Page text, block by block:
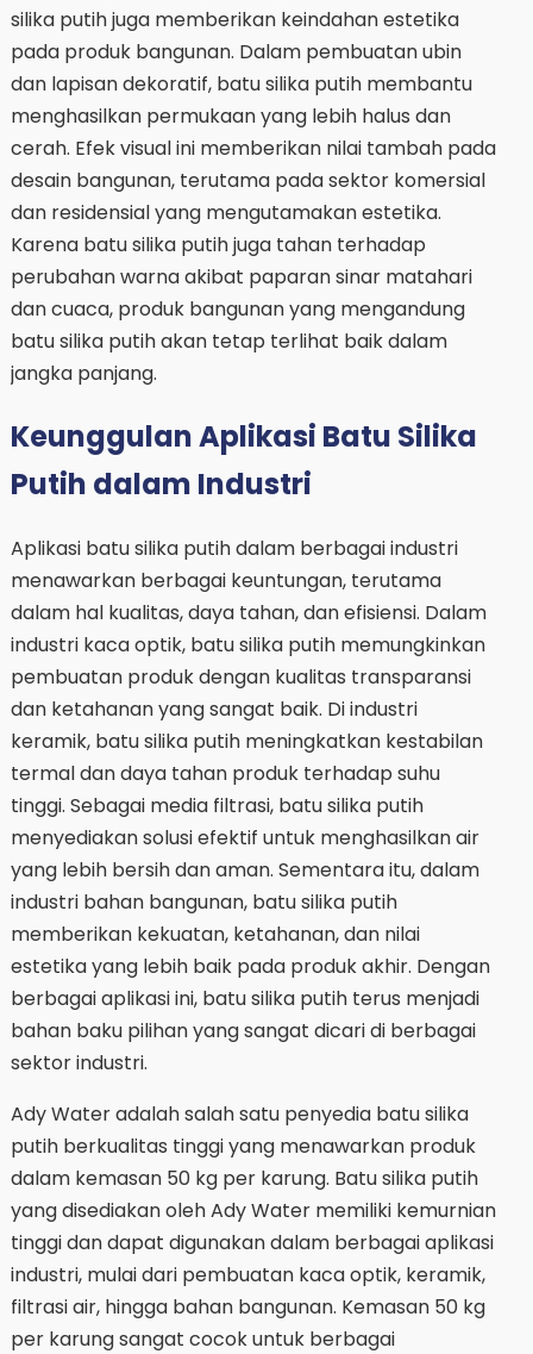
silika putih juga memberikan keindahan estetika
pada produk bangunan. Dalam pembuatan ubin
dan lapisan dekoratif, batu silika putih membantu
menghasilkan permukaan yang lebih halus dan
cerah. Efek visual ini memberikan nilai tambah pada
desain bangunan, terutama pada sektor komersial
dan residensial yang mengutamakan estetika.
Karena batu silika putih juga tahan terhadap
perubahan warna akibat paparan sinar matahari
dan cuaca, produk bangunan yang mengandung
batu silika putih akan tetap terlihat baik dalam
jangka panjang.
Keunggulan Aplikasi Batu Silika
Putih dalam Industri
Aplikasi batu silika putih dalam berbagai industri
menawarkan berbagai keuntungan, terutama
dalam hal kualitas, daya tahan, dan efisiensi. Dalam
industri kaca optik, batu silika putih memungkinkan
pembuatan produk dengan kualitas transparansi
dan ketahanan yang sangat baik. Di industri
keramik, batu silika putih meningkatkan kestabilan
termal dan daya tahan produk terhadap suhu
tinggi. Sebagai media filtrasi, batu silika putih
menyediakan solusi efektif untuk menghasilkan air
yang lebih bersih dan aman. Sementara itu, dalam
industri bahan bangunan, batu silika putih
memberikan kekuatan, ketahanan, dan nilai
estetika yang lebih baik pada produk akhir. Dengan
berbagai aplikasi ini, batu silika putih terus menjadi
bahan baku pilihan yang sangat dicari di berbagai
sektor industri.
Ady Water adalah salah satu penyedia batu silika
putih berkualitas tinggi yang menawarkan produk
dalam kemasan 50 kg per karung. Batu silika putih
yang disediakan oleh Ady Water memiliki kemurnian
tinggi dan dapat digunakan dalam berbagai aplikasi
industri, mulai dari pembuatan kaca optik, keramik,
filtrasi air, hingga bahan bangunan. Kemasan 50 kg
per karung sangat cocok untuk berbagai